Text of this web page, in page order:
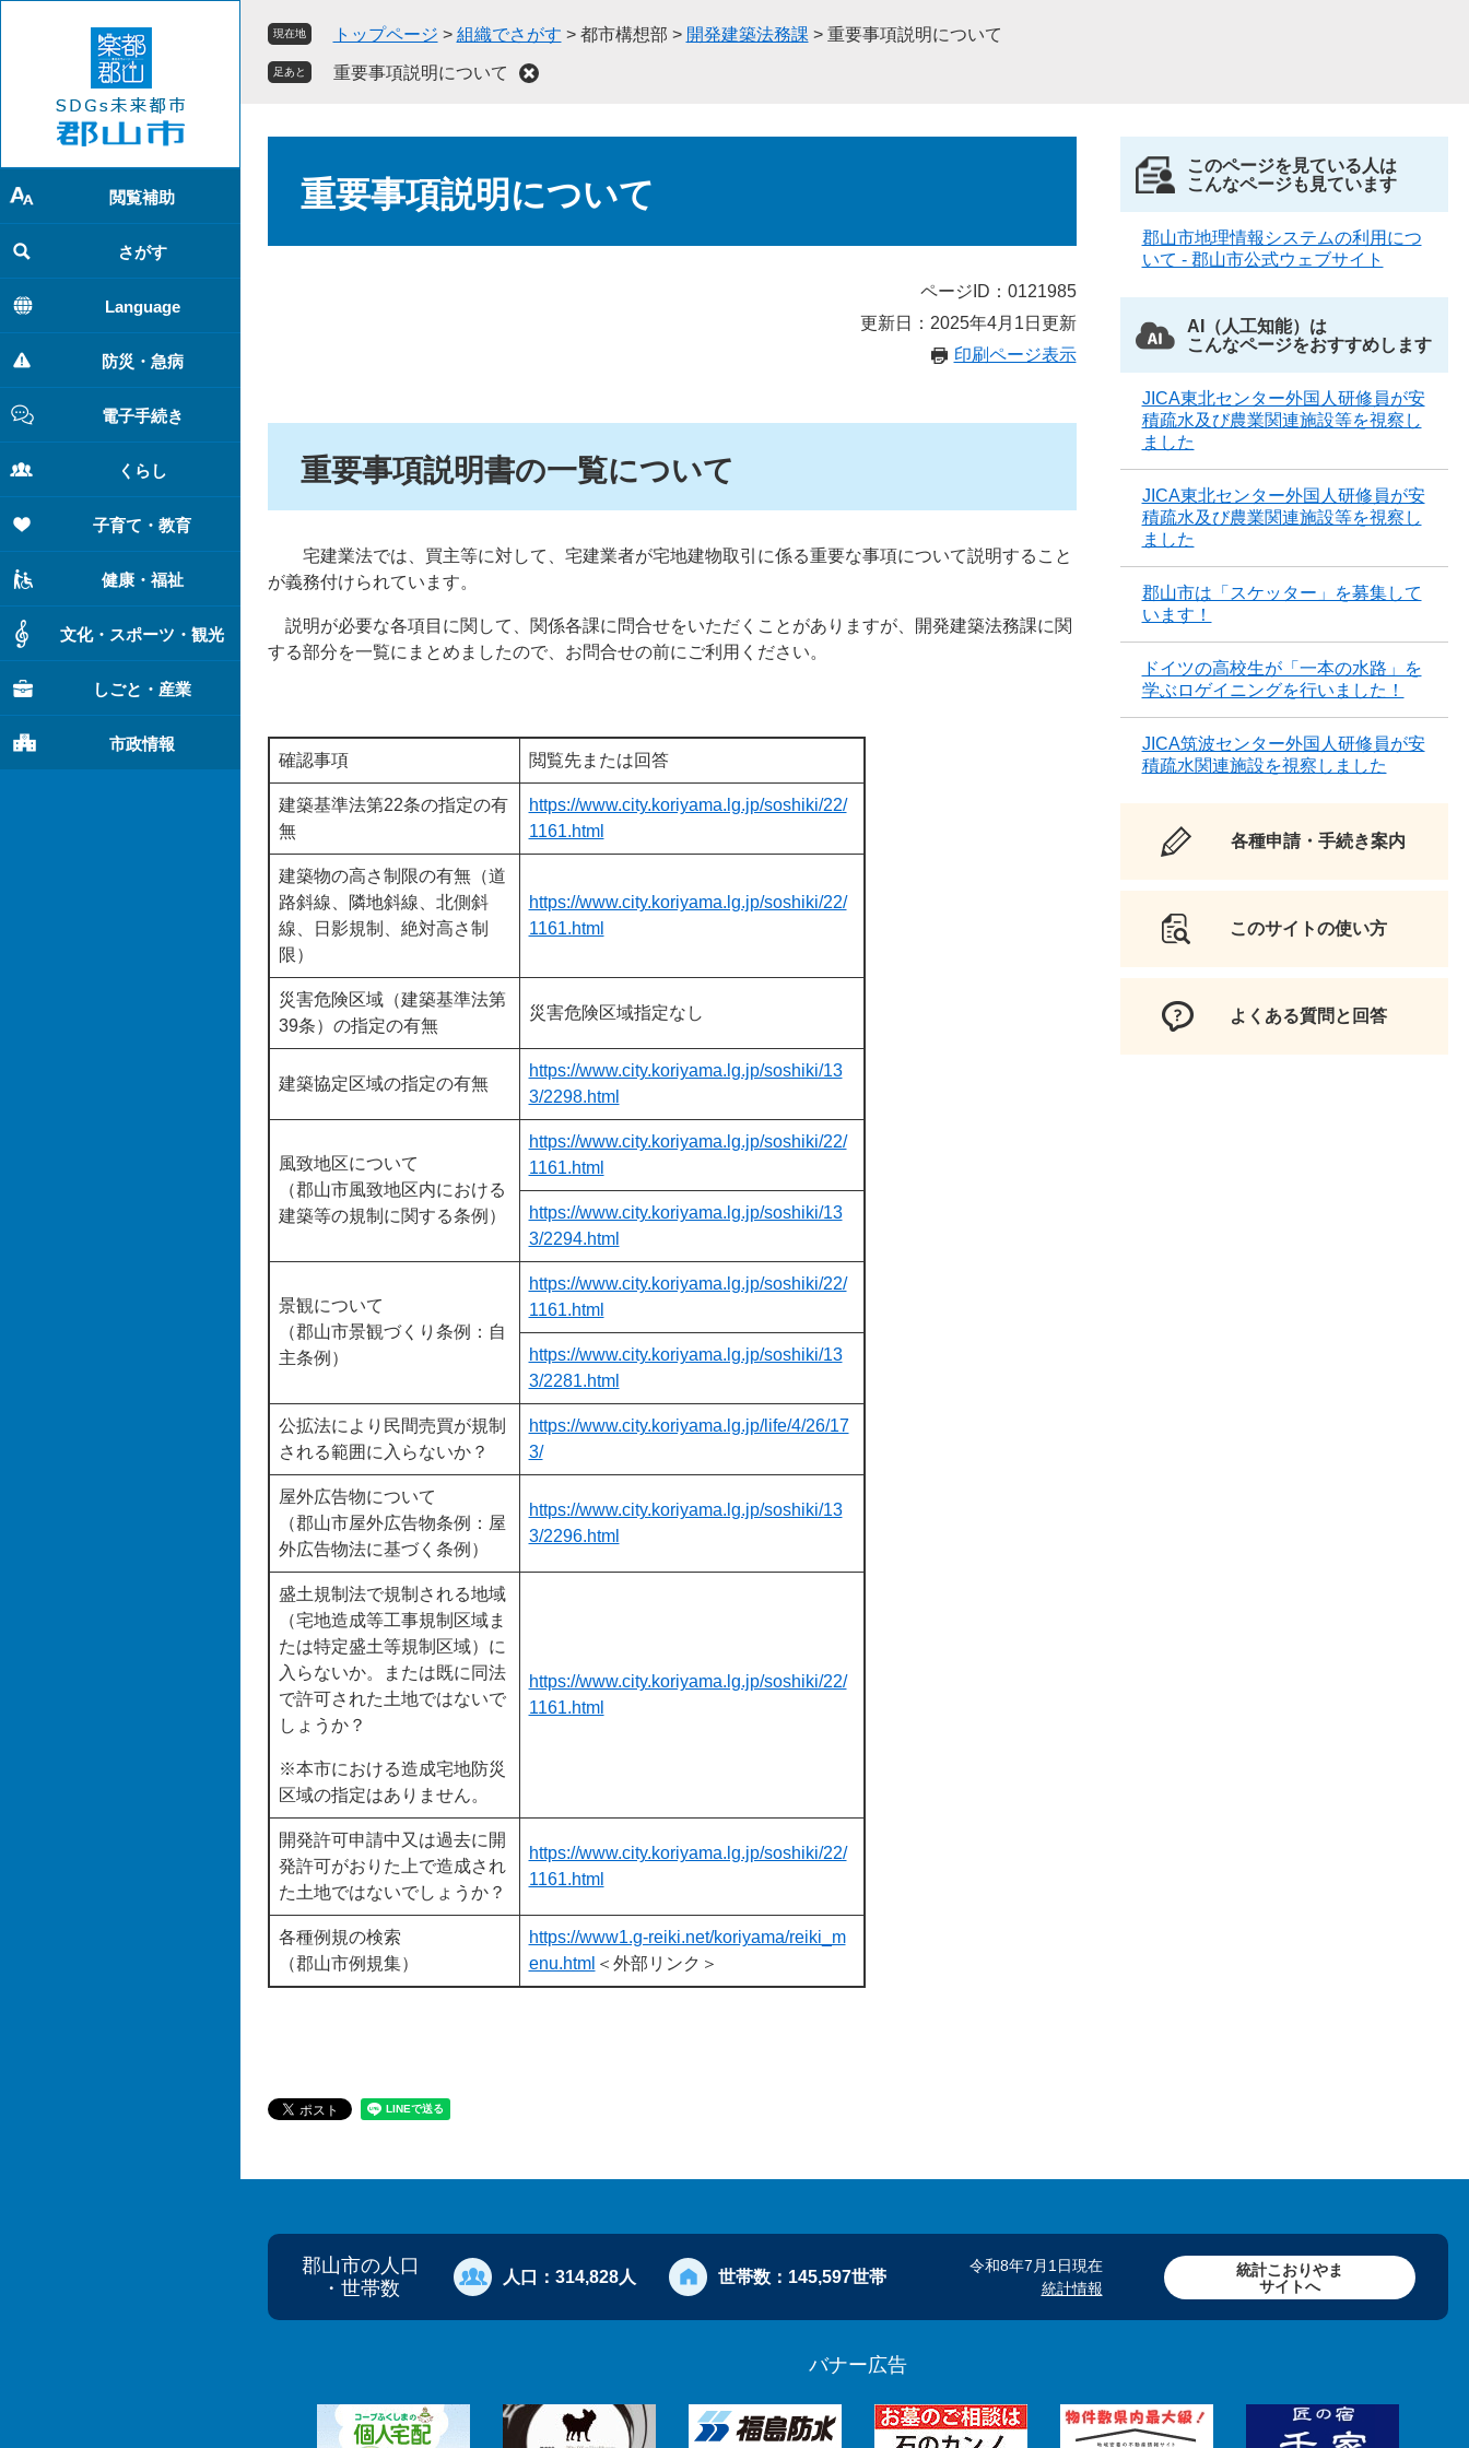
で
す
。
ば
し
て
本
文
へ
閲覧補助
さがす
Language
防災・急病
電子手続き
くらし
子育て・教育
健康・福祉
文化・スポーツ・観光
しごと・産業
市政情報
現在地 トップページ > 組織でさがす > 都市構想部 > 開発建築法務課 > 重要事項説明について
足あと 重要事項説明について
重要事項説明について
ページID：0121985
更新日：2025年4月1日更新
印刷ページ表示
重要事項説明書の一覧について
宅建業法では、買主等に対して、宅建業者が宅地建物取引に係る重要な事項について説明すること
が義務付けられています。
説明が必要な各項目に関して、関係各課に問合せをいただくことがありますが、開発建築法務課に関
する部分を一覧にまとめましたので、お問合せの前にご利用ください。
確認事項 閲覧先または回答
建築基準法第22条の指定の有
無
https://www.city.koriyama.lg.jp/soshiki/22/
1161.html
建築物の高さ制限の有無（道
路斜線、隣地斜線、北側斜
線、日影規制、絶対高さ制
限）
https://www.city.koriyama.lg.jp/soshiki/22/
1161.html
災害危険区域（建築基準法第
39条）の指定の有無
災害危険区域指定なし
建築協定区域の指定の有無
https://www.city.koriyama.lg.jp/soshiki/13
3/2298.html
風致地区について
（郡山市風致地区内における
建築等の規制に関する条例）
https://www.city.koriyama.lg.jp/soshiki/22/
1161.html
https://www.city.koriyama.lg.jp/soshiki/13
3/2294.html
景観について
（郡山市景観づくり条例：自
主条例）
https://www.city.koriyama.lg.jp/soshiki/22/
1161.html
https://www.city.koriyama.lg.jp/soshiki/13
3/2281.html
公拡法により民間売買が規制
される範囲に入らないか？
https://www.city.koriyama.lg.jp/life/4/26/17
3/
屋外広告物について
（郡山市屋外広告物条例：屋
外広告物法に基づく条例）
https://www.city.koriyama.lg.jp/soshiki/13
3/2296.html
盛土規制法で規制される地域
（宅地造成等工事規制区域ま
たは特定盛土等規制区域）に
入らないか。または既に同法
で許可された土地ではないで
しょうか？
※本市における造成宅地防災
区域の指定はありません。
https://www.city.koriyama.lg.jp/soshiki/22/
1161.html
開発許可申請中又は過去に開
発許可がおりた上で造成され
た土地ではないでしょうか？
https://www.city.koriyama.lg.jp/soshiki/22/
1161.html
各種例規の検索
（郡山市例規集）
https://www1.g-reiki.net/koriyama/reiki_m
enu.html ＜外部リンク＞
このページを見ている人は
こんなページも見ています
郡山市地理情報システムの利用につ
いて - 郡山市公式ウェブサイト
AI（人工知能）は
こんなページをおすすめします
JICA東北センター外国人研修員が安
積疏水及び農業関連施設等を視察し
ました
JICA東北センター外国人研修員が安
積疏水及び農業関連施設等を視察し
ました
郡山市は「スケッター」を募集して
います！
ドイツの高校生が「一本の水路」を
学ぶロゲイニングを行いました！
JICA筑波センター外国人研修員が安
積疏水関連施設を視察しました
各種申請・手続き案内
このサイトの使い方
よくある質問と回答
郡山市の人口
・世帯数
人口： 314,828人 世帯数： 145,597世帯
令和8年7月1日現在
統計情報
統計こおりやま
サイトへ
バナー広告